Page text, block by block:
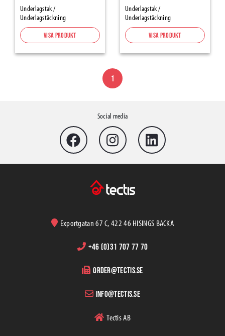
Maskeringstejp
Packtejp
Varningstejp halkskydd
Protection Papers and Cardboards
Protective Cartons
Hardboards and Honeycombs
Protection & Construction..PE-Films & Membranes
Presenningar & -nät
Grund- & Markbyggnad
Construction Foundation protection
Underlagstak /
Underlagstäckning
Visa produkt
Underlagstak /
Underlagstäckning
Visa produkt
1
Social media
Exportgatan 67 C, 422 46 HISINGS BACKA
+46 (0)31 707 77 70
order@tectis.se
info@tectis.se
Tectis AB